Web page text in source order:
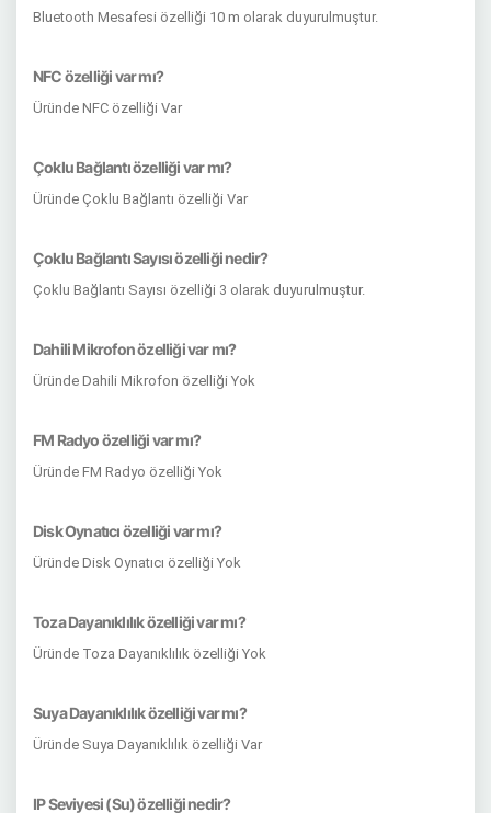
Bluetooth Mesafesi özelliği 10 m olarak duyurulmuştur.
NFC özelliği var mı?
Üründe NFC özelliği Var
Çoklu Bağlantı özelliği var mı?
Üründe Çoklu Bağlantı özelliği Var
Çoklu Bağlantı Sayısı özelliği nedir?
Çoklu Bağlantı Sayısı özelliği 3 olarak duyurulmuştur.
Dahili Mikrofon özelliği var mı?
Üründe Dahili Mikrofon özelliği Yok
FM Radyo özelliği var mı?
Üründe FM Radyo özelliği Yok
Disk Oynatıcı özelliği var mı?
Üründe Disk Oynatıcı özelliği Yok
Toza Dayanıklılık özelliği var mı?
Üründe Toza Dayanıklılık özelliği Yok
Suya Dayanıklılık özelliği var mı?
Üründe Suya Dayanıklılık özelliği Var
IP Seviyesi (Su) özelliği nedir?